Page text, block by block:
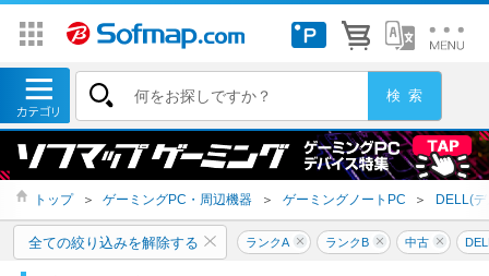
トップ ＞ ゲーミングPC・周辺機器 ＞ ゲーミングノートPC ＞ DELL(
全ての絞り込みを解除する ランクA ランクB 中古